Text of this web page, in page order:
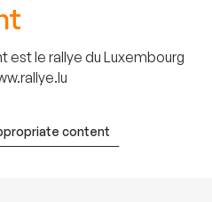
le rallye du Luxembourg
content